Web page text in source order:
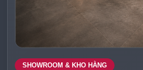
SHOWROOM & KHO HÀNG